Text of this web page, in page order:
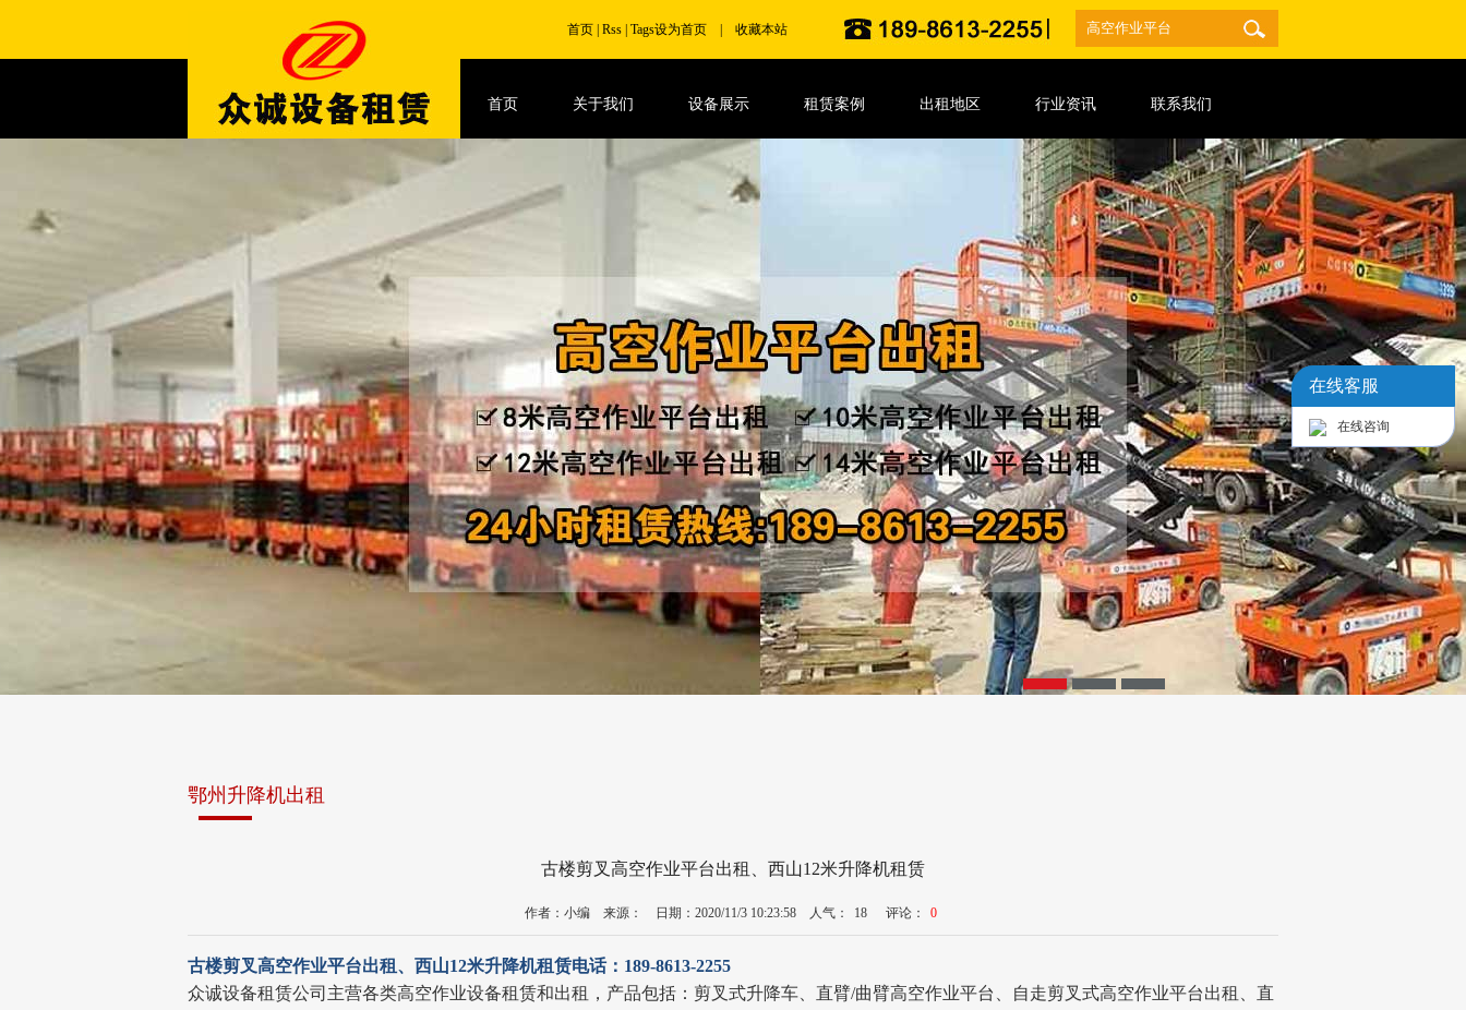
首页 Rss Tags设为首页 收藏本站
首页 关于我们 设备展示 租赁案例 出租地区 行业资讯 联系我们
鄂州升降机出租
古楼剪叉高空作业平台出租、西山12米升降机租赁
作者：小编 来源： 日期：2020/11/3 10:23:58 人气： 18 评论： 0
古楼剪叉高空作业平台出租、西山12米升降机租赁电话：189-8613-2255
众诚设备租赁公司主营各类高空作业设备租赁和出租，产品包括：剪叉式升降车、直臂/曲臂高空作业平台、自走剪叉式高空作业平台出租、直
在线客服
在线咨询